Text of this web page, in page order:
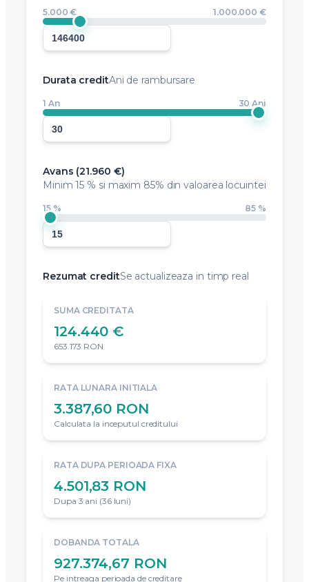
5.000 € 1.000.000 €
Durata creditAni de rambursare
1 An 30 Ani
Avans (21.960 €)
Minim15 % si maxim 85% din valoarea locuintei
15 % 85 %
Rezumat creditSe actualizeaza in timp real
SUMA CREDITATA
124.440 €
653.173 RON
RATA LUNARA INITIALA
3.387,60 RON
Calculata la inceputul creditului
RATA DUPA PERIOADA FIXA
4.501,83 RON
Dupa 3 ani (36 luni)
DOBANDA TOTALA
927.374,67 RON
Pe intreaga perioada de creditare